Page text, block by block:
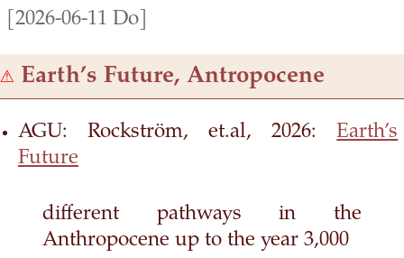
[2026-06-11 Do]
⚠ Earth’s Future, Antropocene
AGU: Rockström, et.al, 2026:Earth’s
Future
different pathways in the
Anthropocene up to the year 3,000